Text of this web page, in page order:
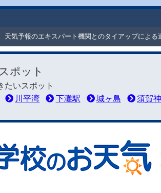
天気予報のエキスパート機関とのタイアップによる
ポット
たいスポット
川平湾 下灘駅 城ヶ島 須賀